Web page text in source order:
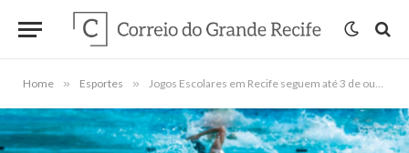
Home » Esportes » Jogos Escolares em Recife seguem até 3 de outubro